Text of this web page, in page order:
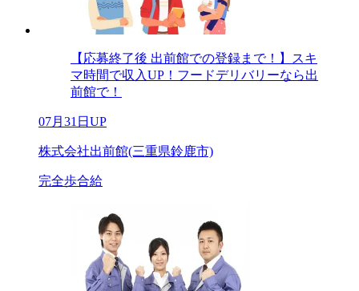
【応募終了後 出前館での登録まで！】スキ
マ時間で収入UP！フードデリバリーなら出
前館で！
07月31日UP
株式会社出前館(三重県鈴鹿市)
完全歩合給